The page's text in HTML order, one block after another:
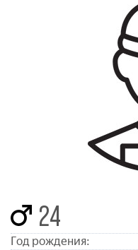
24
Год рождения: